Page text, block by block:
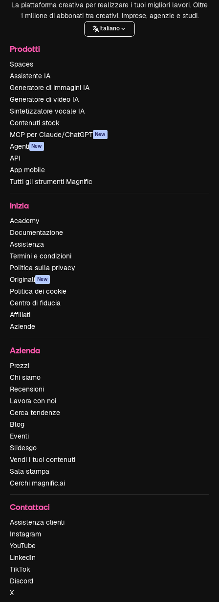
La piattaforma creativa per realizzare i tuoi migliori lavori. Oltre
1 milione di abbonati tra creativi, imprese, agenzie e studi.
Italiano
Prodotti
Spaces
Assistente IA
Generatore di immagini IA
Generatore di video IA
Sintetizzatore vocale IA
Contenuti stock
MCP per Claude/ChatGPT New
Agenti New
API
App mobile
Tutti gli strumenti Magnific
Inizia
Academy
Documentazione
Assistenza
Termini e condizioni
Politica sulla privacy
Originali New
Politica dei cookie
Centro di fiducia
Affiliati
Aziende
Azienda
Prezzi
Chi siamo
Recensioni
Lavora con noi
Cerca tendenze
Blog
Eventi
Slidesgo
Vendi i tuoi contenuti
Sala stampa
Cerchi magnific.ai
Contattaci
Assistenza clienti
Instagram
YouTube
LinkedIn
TikTok
Discord
X